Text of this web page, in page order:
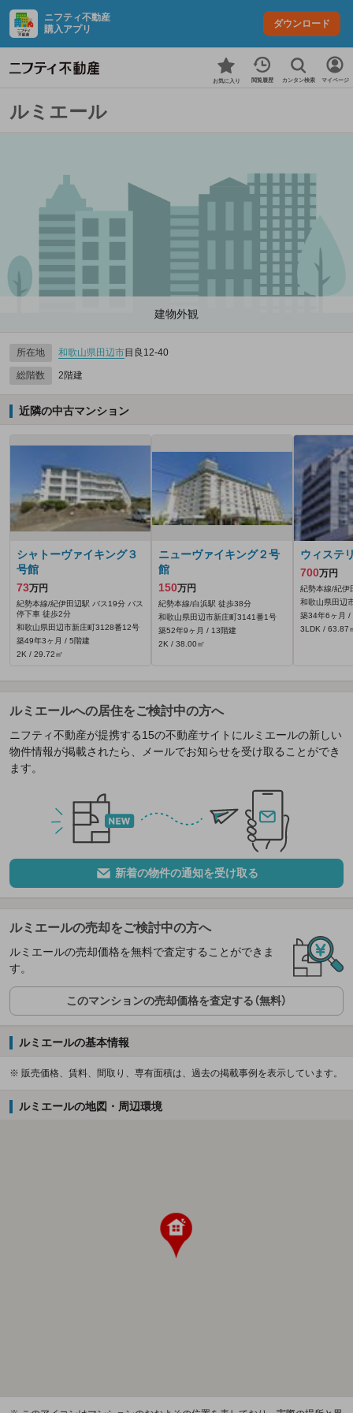
ニフティ不動産
購入アプリ
ダウンロード
お気に入り 閲覧履歴 カンタン検索 マイページ
ルミエール
建物外観
所在地 和歌山県田辺市目良12-40
総階数 2階建
近隣の中古マンション
シャトーヴァイキング３
号館
73万円
紀勢本線/紀伊田辺駅 バス19分 バス
停下車 徒歩2分
和歌山県田辺市新庄町3128番12号
築49年3ヶ月 / 5階建
2K / 29.72㎡
ニューヴァイキング２号
館
150万円
紀勢本線/白浜駅 徒歩38分
和歌山県田辺市新庄町3141番1号
築52年9ヶ月 / 13階建
2K / 38.00㎡
ウィステ
700万円
紀勢本線/紀伊
和歌山県田辺
築34年6ヶ月 /
3LDK / 63.87
ルミエールへの居住をご検討中の方へ
ニフティ不動産が提携する15の不動産サイトにルミエールの新しい
物件情報が掲載されたら、メールでお知らせを受け取ることができ
ます。
新着の物件の通知を受け取る
ルミエールの売却をご検討中の方へ
ルミエールの売却価格を無料で査定することができま
す。
このマンションの売却価格を査定する（無料）
ルミエールの基本情報
※ 販売価格、賃料、間取り、専有面積は、過去の掲載事例を表示しています。
ルミエールの地図・周辺環境